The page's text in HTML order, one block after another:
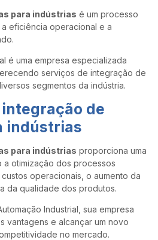
para indústrias é um processo
eficiência operacional e a
é uma empresa especializada
serviços de integração de
segmentos da indústria.
integração de
indústrias
para indústrias proporciona uma
otimização dos processos
operacionais, o aumento da
da qualidade dos produtos.
Industrial, sua empresa
vantagens e alcançar um novo
no mercado.